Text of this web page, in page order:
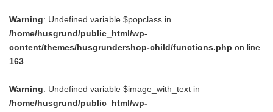
Warning: Undefined variable $popclass in
/home/husgrund/public_html/wp-
content/themes/husgrundershop-child/functions.php on line
163
Warning: Undefined variable $image_with_text in
/home/husgrund/public_html/wp-